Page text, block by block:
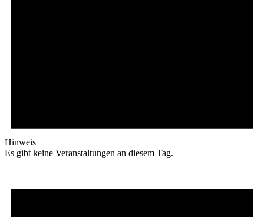
Hinweis
Es gibt keine Veranstaltungen an diesem Tag.